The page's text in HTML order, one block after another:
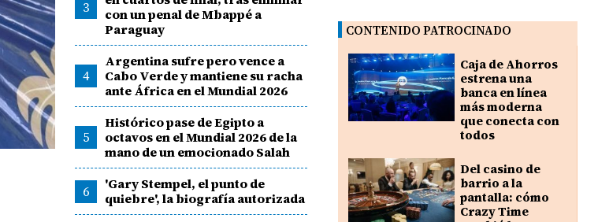
3
con un penal de Mbappé a
Paraguay
4
Argentina sufre pero vence a
Cabo Verde y mantiene su racha
ante África en el Mundial 2026
5
Histórico pase de Egipto a
octavos en el Mundial 2026 de la
mano de un emocionado Salah
6
'Gary Stempel, el punto de
quiebre', la biografía autorizada
CONTENIDO PATROCINADO
Caja de Ahorros
estrena una
banca en línea
más moderna
que conecta con
todos
Del casino de
barrio a la
pantalla: cómo
Crazy Time